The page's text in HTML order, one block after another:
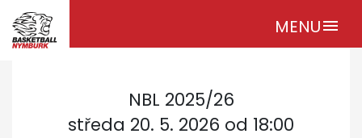
MENUmenu
NBL 2025/26
středa 20. 5. 2026 od 18:00